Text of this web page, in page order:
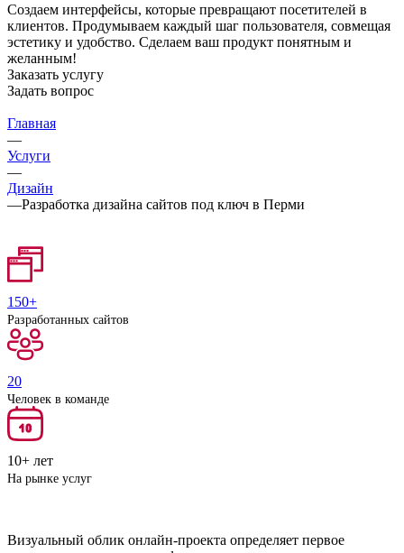
Создаем интерфейсы, которые превращают посетителей в
клиентов. Продумываем каждый шаг пользователя, совмещая
эстетику и удобство. Сделаем ваш продукт понятным и
желанным!
Заказать услугу
Задать вопрос
Главная
—
Услуги
—
Дизайн
—Разработка дизайна сайтов под ключ в Перми
150+
Разработанных сайтов
20
Человек в команде
10+ лет
На рынке услуг
Визуальный облик онлайн-проекта определяет первое